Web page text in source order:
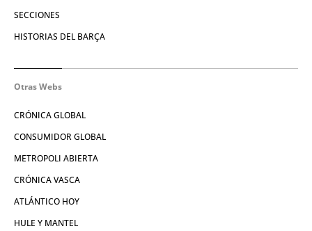
SECCIONES
HISTORIAS DEL BARÇA
Otras Webs
CRÓNICA GLOBAL
CONSUMIDOR GLOBAL
METROPOLI ABIERTA
CRÓNICA VASCA
ATLÁNTICO HOY
HULE Y MANTEL